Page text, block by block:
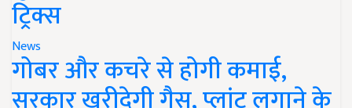
ट्रिक्स
News
गोबर और कचरे से होगी कमाई,